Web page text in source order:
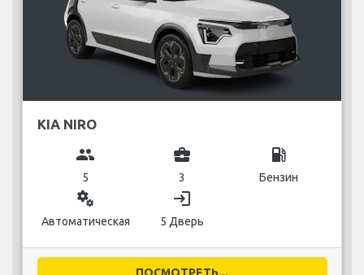
KIA NIRO
group
5
business_center
3
local_gas_station
Бензин
miscellaneous_services
Автоматическая
login
5 Дверь